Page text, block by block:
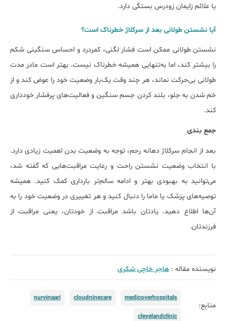
یا علائم زایمان زودرس بستگی دارد.
آیا نشستن طولانی بعد از سرکلاژ خطرناک است؟
نشستن طولانی ممکن است فشار لگنی، کمردرد و احساس سنگینی شکم
را بیش‎تر کند، اما به‌تنهایی همیشه خطرناک نیست. بهتر است مادر مدت
طولانی بی‌حرکت نماند، هر چند وقت یک‌بار وضعیت خود را عوض کند و از
خم شدن به جلو، بلند کردن جسم سنگین و فعالیت‌های پرفشار خودداری
کند.
جمع بندی
بعد از انجام سرکلاژ دهانه رحم، توجه به وضعیت بدن اهمیت زیادی دارد.
با انتخاب وضعیت نشستن راحت و رعایت مراقبت‌هایی که گفته شد،
می‌توانید به بهبودی بهتر و ادامه سالم‌تر بارداری کمک کنید. همیشه
توصیه‌های پزشک یا ماما را دنبال کنید و هر تغییری در وضعیت خود را به
آن‌ها اطلاع دهید. یادتان باشد مراقبت از خودتان، یعنی مراقبت از
فرزندتان.
نویسنده مقاله : هاجر خاچی شکری
منابع:
medicoverhospitals
cloudninecare
nurvinaari
clevelandclinic